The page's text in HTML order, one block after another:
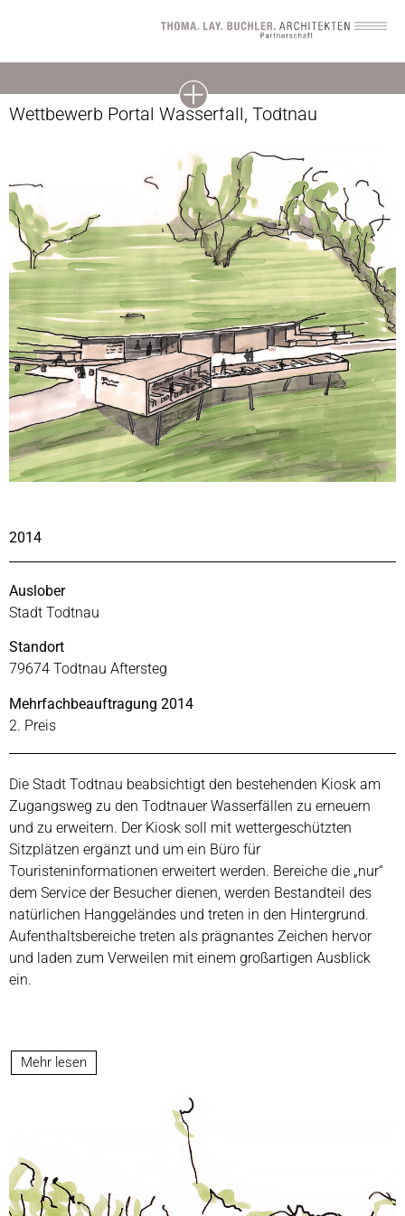
Wettbewerb Portal Wasserfall, Todtnau
2014
Auslober
Stadt Todtnau
Standort
79674 Todtnau Aftersteg
Mehrfachbeauftragung 2014
2. Preis
Die Stadt Todtnau beabsichtigt den bestehenden Kiosk am
Zugangsweg zu den Todtnauer Wasserfällen zu erneuern
und zu erweitern. Der Kiosk soll mit wettergeschützten
Sitzplätzen ergänzt und um ein Büro für
Touristeninformationen erweitert werden. Bereiche die „nur“
dem Service der Besucher dienen, werden Bestandteil des
natürlichen Hanggeländes und treten in den Hintergrund.
Aufenthaltsbereiche treten als prägnantes Zeichen hervor
und laden zum Verweilen mit einem großartigen Ausblick
ein.
Mehr lesen